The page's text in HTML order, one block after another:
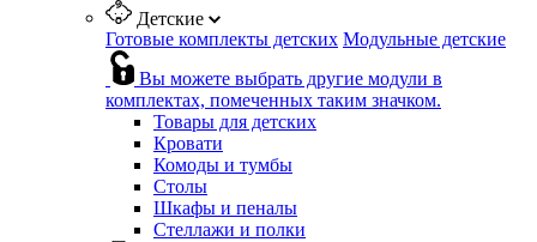
Детские
Готовые комплекты детских Модульные детские
Вы можете выбрать другие модули в
комплектах, помеченных таким значком.
Товары для детских
Кровати
Комоды и тумбы
Столы
Шкафы и пеналы
Стеллажи и полки